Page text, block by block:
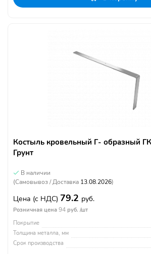
Костыль кровельный Г- образный
Грунт
В наличии
(Самовывоз / Доставка 13.08.2026)
Цена (с НДС) 79.2 руб.
Розничная цена 94 руб. /шт
Покрытие
Толщина металла, мм
Срок производства